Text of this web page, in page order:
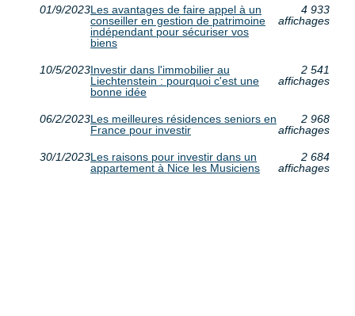
01/9/2023Les avantages de faire appel à un
conseiller en gestion de patrimoine
indépendant pour sécuriser vos
biens
4 933
affichages
10/5/2023Investir dans l'immobilier au
Liechtenstein : pourquoi c'est une
bonne idée
2 541
affichages
06/2/2023Les meilleures résidences seniors en
France pour investir
2 968
affichages
30/1/2023Les raisons pour investir dans un
appartement à Nice les Musiciens
2 684
affichages